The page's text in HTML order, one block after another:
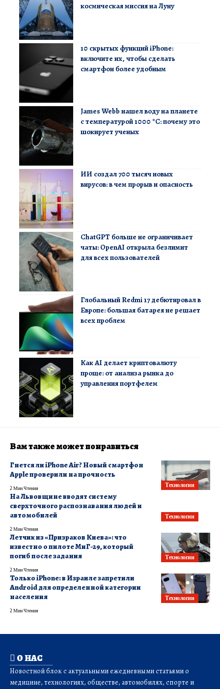
космическая миссия на Луну
10 скрытых функций iPhone:
включите их, чтобы сделать
смартфон более удобным
James Webb нашел воду на планете
с температурой 1000 °C: почему это
шокирует ученых
ИИ создал 700 тысяч новых
вирусов: в чем прорыв и опасность
ChatGPT больше не ограничивает
чаты: OpenAI открыла безлимит
для всех пользователей
Глобальный Redmi 17 дебютировал в
Европе: большая батарея не решает
всех проблем
Как AI делает криптовалюту
проще: от анализа рынка до
управления портфелем
Вам также может понравиться
Технологии
Гнется ли iPhone Air? Новый смартфон
Apple проверили на прочность
2 Мин Чтения
Технологии
На Львовщине вводят систему
сверхточного распознавания людей и
автомобилей
2 Мин Чтения
Технологии
Летчик из «Призраков Киева»: что
известно о пилоте МиГ-29, который
погиб после задания
2 Мин Чтения
Технологии
Только iPhone: в Израиле запретили
Android для определенной категории
населения
2 Мин Чтения
О НАС
Новостной блок с актуальными ежедневными статьями о
медицине, технологиях, обществе, автомобилях, спорте и